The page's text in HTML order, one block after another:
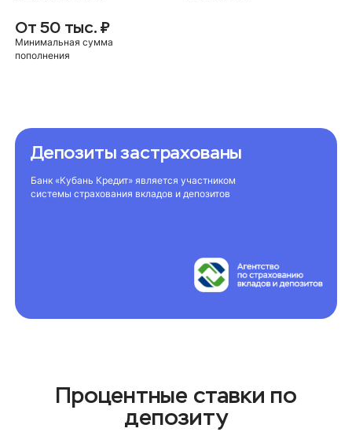
От 50 тыс. ₽
Минимальная сумма
пополнения
Депозиты застрахованы
Банк «Кубань Кредит» является участником
системы страхования вкладов и депозитов
Процентные ставки по
депозиту